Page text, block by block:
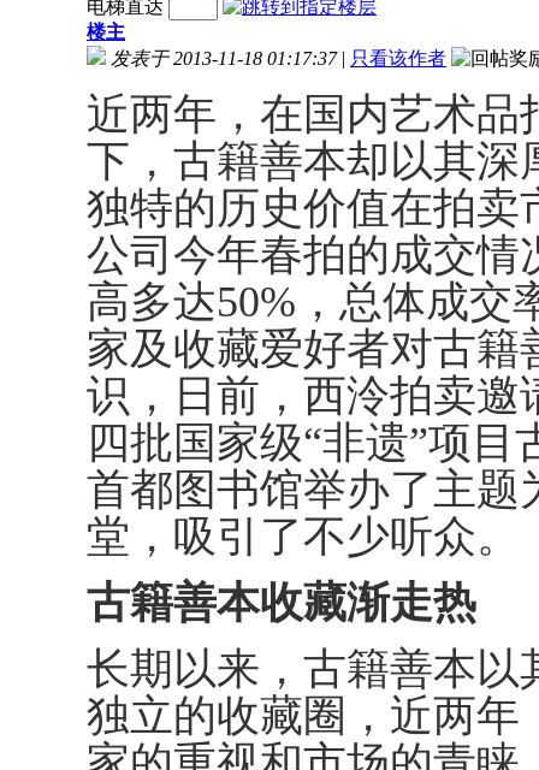
电梯直达
楼主
发表于 2013-11-18 01:17:37 | 只看该作者
近两年，在国内艺术
下，古籍善本却以其深
独特的历史价值在拍卖
公司今年春拍的成交情
高多达50%，总体成交
家及收藏爱好者对古
识，日前，西泠拍卖邀
四批国家级“非遗”项
首都图书馆举办了主题
堂，吸引了不少听众。
古籍善本收藏渐走热
长期以来，古籍善本以
独立的收藏圈，近两年